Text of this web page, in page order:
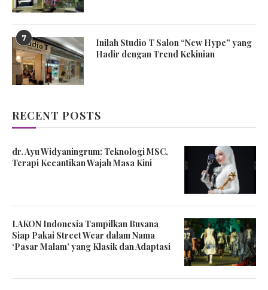
7
Inilah Studio T Salon “New Hype” yang
Hadir dengan Trend Kekinian
RECENT POSTS
dr. Ayu Widyaningrum: Teknologi MSC,
Terapi Kecantikan Wajah Masa Kini
LAKON Indonesia Tampilkan Busana
Siap Pakai Street Wear dalam Nama
‘Pasar Malam’ yang Klasik dan Adaptasi